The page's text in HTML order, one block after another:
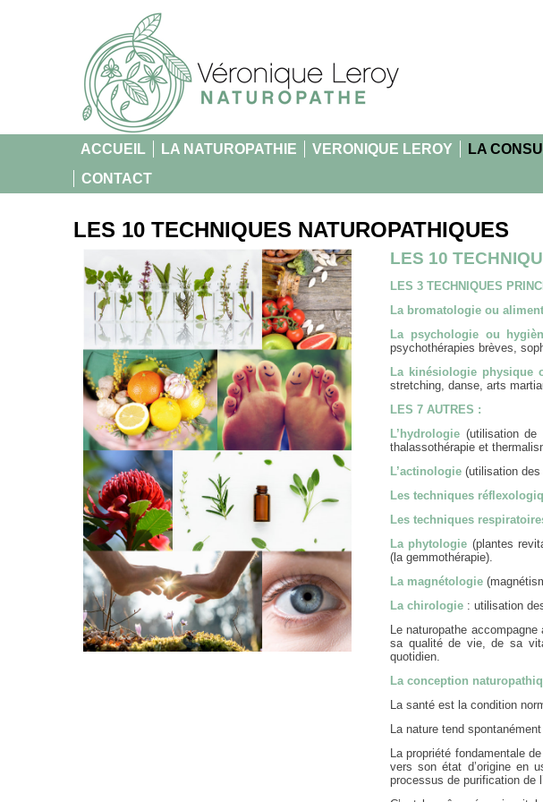
ACCUEIL LA NATUROPATHIE VERONIQUE LEROY LA
CONTACT
LES 10 TECHNIQUES NATUROPATHIQUES
LES 10
LES 3 TECHNIQUES
La bromatologie ou
La psychologie ou
psychothérapies brèves,
La kinésiologie physique
stretching, danse, arts
LES 7 AUTRES :
L’hydrologie (utilisation de
thalassothérapie et
L’actinologie (utilisation
Les techniques
Les techniques
La phytologie (plantes
(la gemmothérapie).
La magnétologie
La chirologie : utilisation
Le naturopathe
sa qualité de vie, de sa
quotidien.
La conception
La santé est la condition
La nature tend
La propriété fondamentale
vers son état d’origine en
processus de purification de